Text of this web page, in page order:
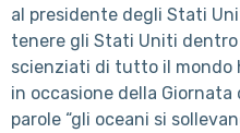
al presidente degli Stati
tenere gli Stati Uniti dentro
scienziati di tutto il mondo
in occasione della
parole “gli oceani si